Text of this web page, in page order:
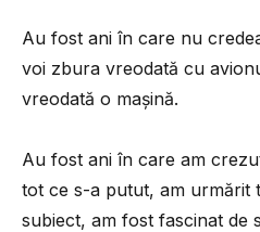
Au fost ani în care nu
voi zbura vreodată cu
vreodată o mașină.
Au fost ani în care am
tot ce s-a putut, am urmărit
subiect, am fost fascinat de